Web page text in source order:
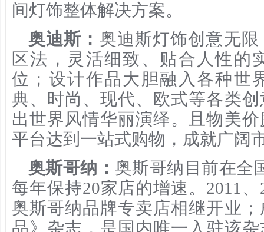
间灯饰整体解决方案。
奥迪斯： 奥迪斯灯饰创意无
区法，灵活细致、贴合人性的
位；设计作品大胆融入各种世
典、时尚、现代、欧式等各类
出世界风情华丽演绎。且物美
平台达到一站式购物，成就广阔
奥斯哥纳：奥斯哥纳目前在全
每年保持20家店的增速。2011
奥斯哥纳品牌专卖店相继开业
品》杂志，是国内唯一入驻该